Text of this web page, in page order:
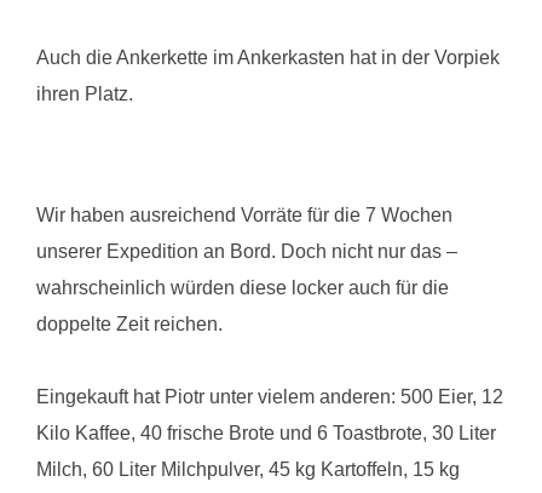
Auch die Ankerkette im Ankerkasten hat in der Vorpiek
ihren Platz.
Wir haben ausreichend Vorräte für die 7 Wochen
unserer Expedition an Bord. Doch nicht nur das –
wahrscheinlich würden diese locker auch für die
doppelte Zeit reichen.
Eingekauft hat Piotr unter vielem anderen: 500 Eier, 12
Kilo Kaffee, 40 frische Brote und 6 Toastbrote, 30 Liter
Milch, 60 Liter Milchpulver, 45 kg Kartoffeln, 15 kg